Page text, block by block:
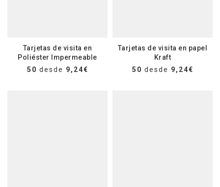
Tarjetas de visita en
Poliéster Impermeable
50 desde 9,24€
Tarjetas de visita en papel
Kraft
50 desde 9,24€